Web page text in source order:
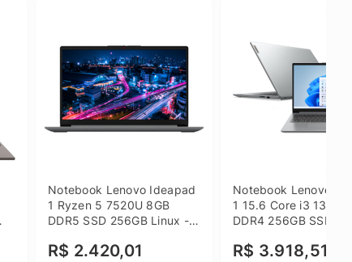
Notebook Lenovo Ideapad
1 Ryzen 5 7520U 8GB
DDR5 SSD 256GB Linux -
R$ 2.420,01
Notebook Lenovo
1 15.6 Core i3 1315U
DDR4 256GB SSD
R$ 3.918,51